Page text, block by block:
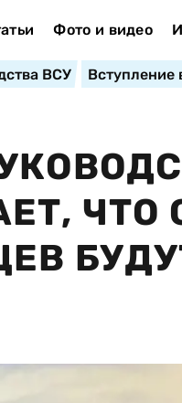
Фото и видео
ВСУ Вступление